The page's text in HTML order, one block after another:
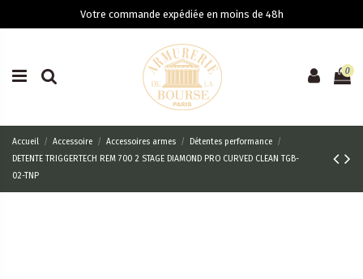
Votre commande expédiée en moins de 48h
0
Accueil Accessoire Accessoires armes
Détentes performance
DETENTE TRIGGERTECH REM 700 2 STAGE DIAMOND PRO CURVED CLEAN TGB-
02-TNP